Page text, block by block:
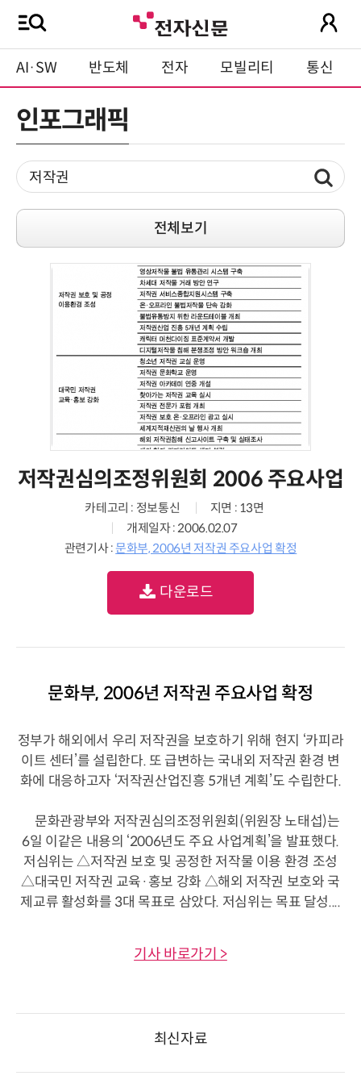
AI·SW 반도체 전자 모빌리티 통신
인포그래픽
전체보기
저작권심의조정위원회 2006 주요사업
카테고리 : 정보통신
지면 : 13면
개제일자 : 2006.02.07
관련기사 : 문화부, 2006년 저작권 주요사업 확정
다운로드
문화부, 2006년 저작권 주요사업 확정
정부가 해외에서 우리 저작권을 보호하기 위해 현지 ‘카피라
이트 센터’를 설립한다. 또 급변하는 국내외 저작권 환경 변
화에 대응하고자 ‘저작권산업진흥 5개년 계획’도 수립한다.
문화관광부와 저작권심의조정위원회(위원장 노태섭)는
6일 이같은 내용의 ‘2006년도 주요 사업계획’을 발표했다.
저심위는 △저작권 보호 및 공정한 저작물 이용 환경 조성
△대국민 저작권 교육·홍보 강화 △해외 저작권 보호와 국
제교류 활성화를 3대 목표로 삼았다. 저심위는 목표 달성....
기사 바로가기 >
최신자료